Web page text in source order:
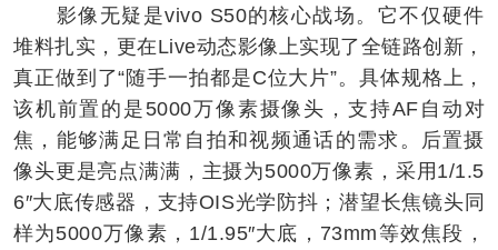
影像无疑是vivo S50的核心战场。它不仅硬件
堆料扎实，更在Live动态影像上实现了全链路创新，
真正做到了“随手一拍都是C位大片”。具体规格上，
该机前置的是5000万像素摄像头，支持AF自动对
焦，能够满足日常自拍和视频通话的需求。后置摄
像头更是亮点满满，主摄为5000万像素，采用1/1.5
6″大底传感器，支持OIS光学防抖；潜望长焦镜头同
样为5000万像素，1/1.95″大底，73mm等效焦段，